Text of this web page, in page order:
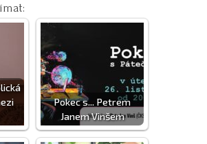
Pokec s... Petrem
Janem Vinšem